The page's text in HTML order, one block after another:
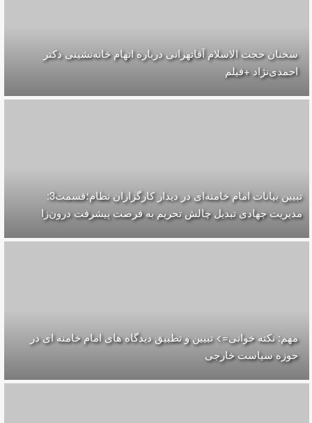
سخنان حجت الاسلام آقاتهرانی درباره اتهام خانه‌نشینی دکتر
احمدی‌نژاد +فیلم
تبیین بیانات امام خامنه‌ای در دیدار کارگزاران نظام؛قسمت3:
مدیریت جهادی تبدیل چالش تحریم به فرصت پیشرفت درون‌زا
مهم: نکته خوانی=> تبیین و تطبیق دیدگاه های امام خامنه ای در
حوزه سیاست خارجی